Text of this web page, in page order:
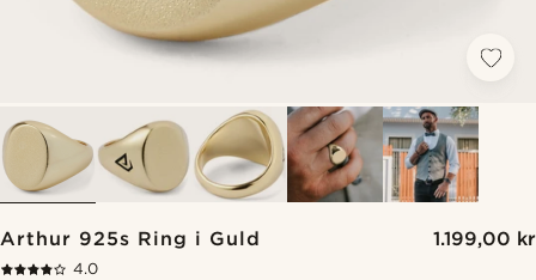
Arthur 925s Ring i Guld 1.199,00 kr
4.0